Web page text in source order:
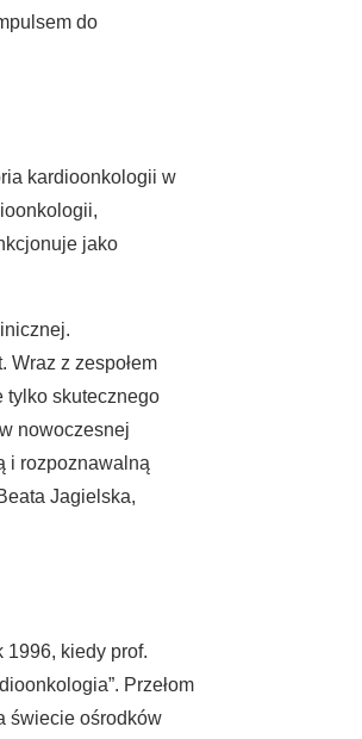
do
kardioonkologii w
jako
z zespołem
tylko skutecznego
nowoczesnej
i rozpoznawalną
Jagielska,
kiedy prof.
Przełom
świecie ośrodków